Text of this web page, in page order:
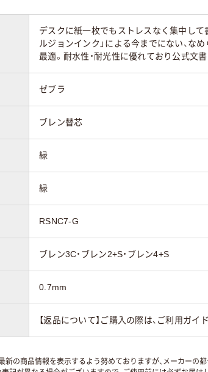
デスクに紙一枚でもストレスなく集中して
ルジョンインク」による今までにない、な
最適。耐水性・耐光性に優れており公式文
ゼブラ
ブレン替芯
緑
緑
RSNC7-G
ブレン3C・ブレン2+S・ブレン4+S
0.7mm
【返品について】ご購入の際は、ご利用ガイ
新の商品情報を表示するよう努めておりますが、メーカーの都